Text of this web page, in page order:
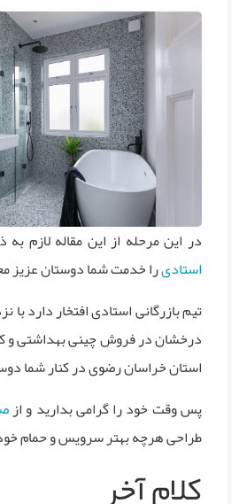
در این مرحله از این مقاله لازم
استادیرا خدمت شما دوستان عزیز
درخشان در فروش چینی بهداشتی
استان خراسان رضوی در کنار شما
پس وقت خود را گرامی بدارید و از
طراحی هرچه بهتر سرویس و حمام
کلام آخر